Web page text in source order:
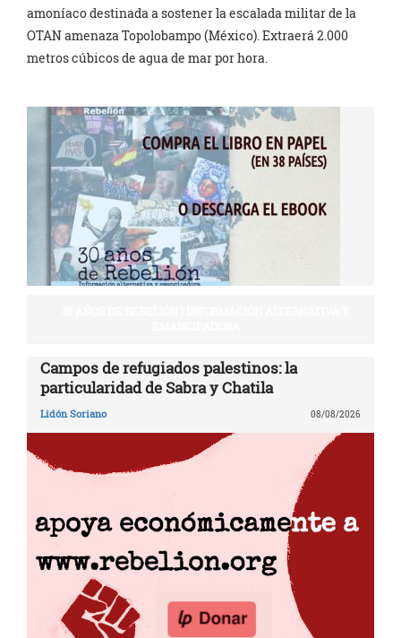
amoníaco destinada a sostener la escalada militar de la
OTAN amenaza Topolobampo (México). Extraerá 2.000
metros cúbicos de agua de mar por hora.
Campos de refugiados palestinos: la
particularidad de Sabra y Chatila
Lidón Soriano 08/08/2026